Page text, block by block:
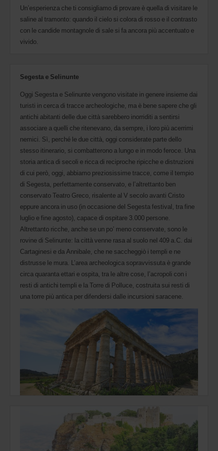
Un’esperienza che ti consigliamo di provare è quella di visitare le
saline al tramonto: quando il cielo si colora di rosso e il contrasto
con le candide montagnole di sale si fa ancora più accentuato e
vivido.
Segesta e Selinunte
Oggi Segesta e Selinunte vengono visitate in genere insieme dai
turisti in cerca di tracce archeologiche, ma è bene sapere che gli
antichi abitanti delle due città sarebbero inorriditi a sentirsi
associare a quelli che ritenevano, da sempre, i loro più acerrimi
nemici. Sì, perché le due città, oggi considerate parte dello
stesso itinerario, si combatterono a lungo e in modo feroce. Una
storia antica di secoli e ricca di reciproche ripicche e distruzioni
di cui però, oggi, abbiamo preziosissime tracce, come il tempio
di Segesta, perfettamente conservato, e l’altrettanto ben
conservato Teatro Greco, risalente al V secolo avanti Cristo
eppure ancora in uso (in occasione del Segesta festival, tra fine
luglio e fine agosto), capace di ospitare 3.000 persone.
Altrettanto ricche, anche se un po’ meno conservate, sono le
rovine di Selinunte: la città venne rasa al suolo nel 409 a.C. dai
Cartaginesi e da Annibale, che ne saccheggiò i templi e ne
distrusse le mura. L’area archeologica sopravvissuta è grande
circa quaranta ettari e ospita, tra le altre cose, l’acropoli con i
resti di antichi templi e la Torre di Polluce, costruita sui resti di
una torre più antica per difendersi dalle incursioni saracene.